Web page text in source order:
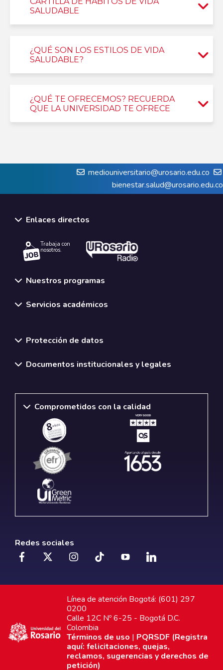
SALUDABLE
¿QUÉ SON LOS ESTILOS DE VIDA
SALUDABLE?
¿QUÉ TE OFRECEMOS? RECUERDA
QUE LA UNIVERSIDAD TE OFRECE
mediouniversitario@urosario.edu.co
bienestar.salud@urosario.edu.co
Enlaces directos
Trabaja con
nosotros.
Nuestros programas
Servicios académicos
Protección de datos
Documentos institucionales y legales
Comprometidos con la calidad
Redes sociales
Línea de atención Bogotá: (601) 297
0200
Calle 12C Nº 6-25 - Bogotá D.C.
Colombia
Términos de uso | PQRSDF (Registra
aquí: felicitaciones, quejas,
reclamos, sugerencias y derechos de
petición)